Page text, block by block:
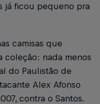
já ficou pequeno pra
camisas que
coleção: nada menos
do Paulistão de
Alex Afonso
contra o Santos.